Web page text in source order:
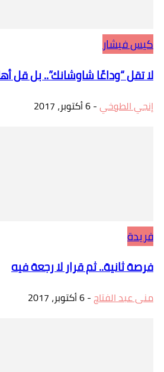
كيس فيشار
لا تقل “وداعًا شاوشانك”.. بل قل
إنجي الطوخي-6 أكتوبر، 2017
فريدة
فرصة ثانية.. ثم قرار لا رجعة فيه
منى عبد الفتاح-6 أكتوبر، 2017